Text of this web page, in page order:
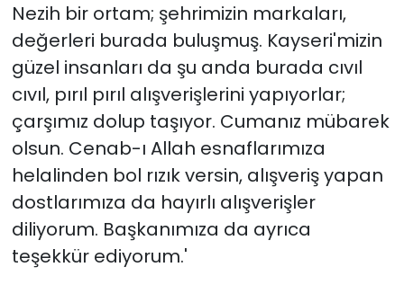
Nezih bir ortam; şehrimizin markaları,
değerleri burada buluşmuş. Kayseri'mizin
güzel insanları da şu anda burada cıvıl
cıvıl, pırıl pırıl alışverişlerini yapıyorlar;
çarşımız dolup taşıyor. Cumanız mübarek
olsun. Cenab-ı Allah esnaflarımıza
helalinden bol rızık versin, alışveriş yapan
dostlarımıza da hayırlı alışverişler
diliyorum. Başkanımıza da ayrıca
teşekkür ediyorum.'